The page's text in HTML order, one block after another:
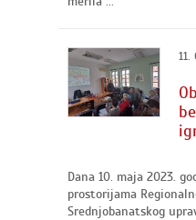
Dana 10. maja 2023.
prostorijama
Srednjobanatskog